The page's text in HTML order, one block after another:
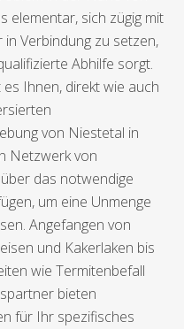
elementar, sich zügig mit
Verbindung zu setzen,
Abhilfe sorgt.
Ihnen, direkt wie auch
von Niestetal in
Netzwerk von
das notwendige
um eine Unmenge
Angefangen von
und Kakerlaken bis
wie Termitenbefall
bieten
für Ihr spezifisches